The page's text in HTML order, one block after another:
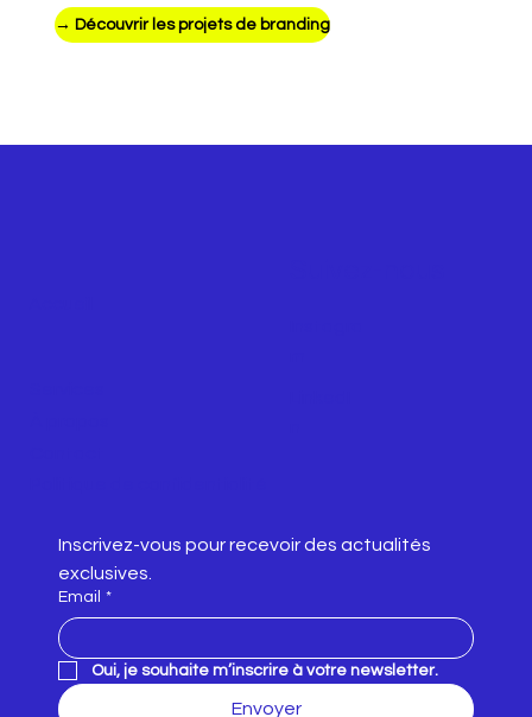
→ Découvrir les projets de branding
Inscrivez-vous pour recevoir des actualités
exclusives.
Email *
Oui, je souhaite m’inscrire à votre newsletter.
Envoyer